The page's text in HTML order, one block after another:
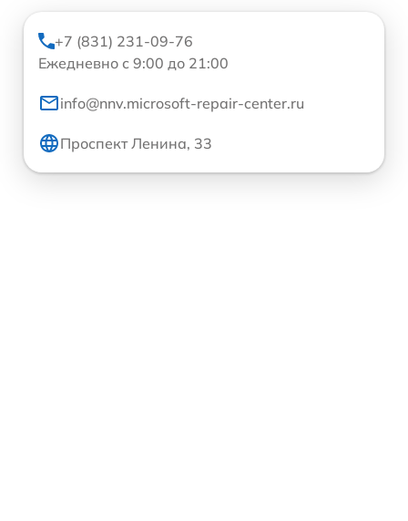
+7 (831) 231-09-76
Ежедневно с 9:00 до 21:00
info@nnv.microsoft-repair-center.ru
Проспект Ленина, 33